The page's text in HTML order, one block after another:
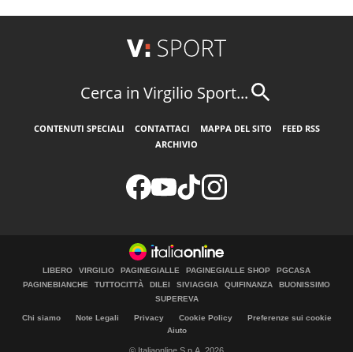
Cerca in Virgilio Sport...
CONTENUTI SPECIALI CONTATTACI MAPPA DEL SITO
FEED RSS
ARCHIVIO
LIBERO VIRGILIO PAGINEGIALLE PAGINEGIALLE SHOP
PGCASA
PAGINEBIANCHE
TUTTOCITTÀ DILEI SIVIAGGIA QUIFINANZA
BUONISSIMO
SUPEREVA
Chi siamo Note Legali Privacy Cookie Policy
Preferenze sui cookie
Aiuto